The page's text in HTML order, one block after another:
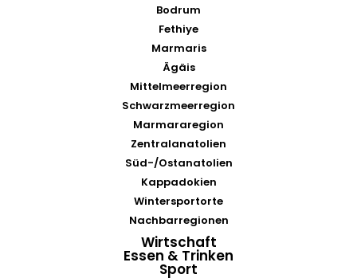
Bodrum
Fethiye
Marmaris
Ägäis
Mittelmeerregion
Schwarzmeerregion
Marmararegion
Zentralanatolien
Süd-/Ostanatolien
Kappadokien
Wintersportorte
Nachbarregionen
Wirtschaft
Essen & Trinken
Sport